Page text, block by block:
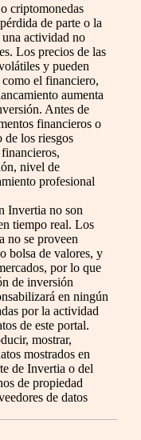
criptomonedas
de parte o la
actividad no
Los precios de las
y pueden
como el financiero,
aumenta
Antes de
financieros o
de los riesgos
nivel de
profesional
Invertia no son
tiempo real. Los
no se proveen
bolsa de valores, y
por lo que
de inversión
en ningún
por la actividad
de este portal.
mostrar,
mostrados en
de Invertia o del
de propiedad
de datos